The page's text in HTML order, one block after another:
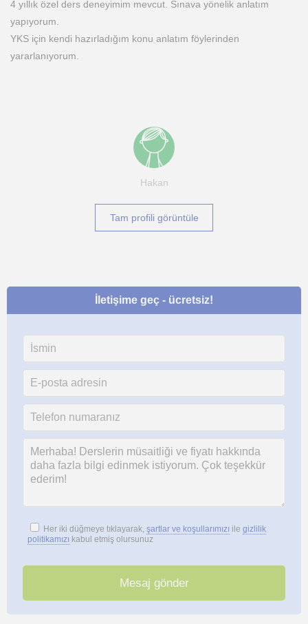
4 yıllık özel ders deneyimim mevcut. Sınava yönelik anlatım
yapıyorum.
YKS için kendi hazırladığım konu anlatım föylerinden
yararlanıyorum.
Hakan
Tam profili görüntüle
İletişime geç - ücretsiz!
Her iki düğmeye tıklayarak, şartlar ve koşullarımızı ile gizlilik
politikamızı kabul etmiş olursunuz